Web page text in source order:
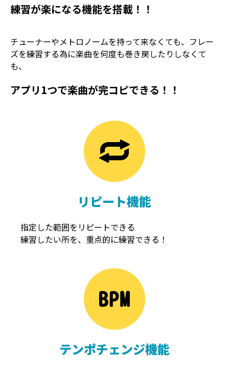
練習が楽になる機能を搭載！！
チューナーやメトロノームを持って来なくても、フレー
ズを練習する為に楽曲を何度も巻き戻したりしなくて
も、
アプリ1つで楽曲が完コピできる！！
リピート機能
指定した範囲をリピートできる
練習したい所を、重点的に練習できる！
テンポチェンジ機能